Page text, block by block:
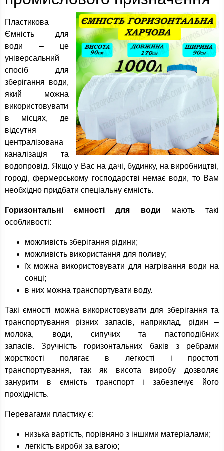
Пластикова
Ємність для
води – це
універсальний
спосіб для
зберігання води,
який можна
використовувати
в місцях, де
відсутня
централізована
каналізація та
водопровід. Якщо у Вас на дачі, будинку, на виробництві,
городі, фермерському господарстві немає води, то Вам
необхідно придбати спеціальну ємність.
Горизонтальні ємності для води мають такі
особливості:
можливість зберігання рідини;
можливість використання для поливу;
їх можна використовувати для нагрівання води на
сонці;
в них можна транспортувати воду.
Такі ємності можна використовувати для зберігання та
транспортування різних запасів, наприклад, рідин –
молока, води, сипучих та пастоподібних
запасів. Зручність горизонтальних баків з ребрами
жорсткості полягає в легкості і простоті
транспортування, так як висота виробу дозволяє
занурити в ємність транспорт і забезпечує його
прохідність.
Перевагами пластику є:
низька вартість, порівняно з іншими матеріалами;
легкість вироби за вагою;